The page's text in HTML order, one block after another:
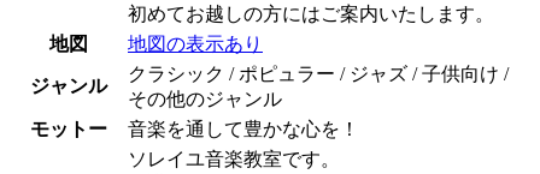
初めてお越しの方にはご案内いたします。
地図
地図の表示あり
ジャンル
クラシック / ポピュラー / ジャズ / 子供向け /
その他のジャンル
モットー
音楽を通して豊かな心を！
ソレイユ音楽教室です。